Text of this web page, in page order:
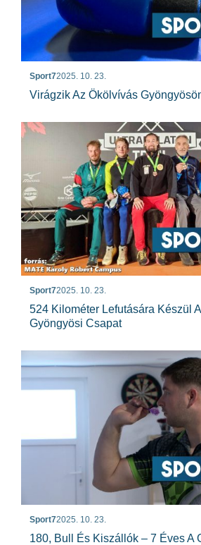
Sport72025. 10. 23.
Virágzik Az Ökölvívás
Sport72025. 10. 23.
524 Kilométer Lefutására Készül
Gyöngyösi Csapat
Sport72025. 10. 23.
180, Bull És Kiszállók – 7 Éves A